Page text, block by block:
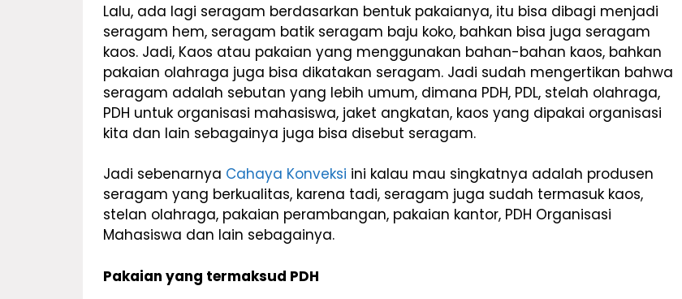
Lalu, ada lagi seragam berdasarkan bentuk pakaianya, itu bisa dibagi menjadi
seragam hem, seragam batik seragam baju koko, bahkan bisa juga seragam
kaos. Jadi, Kaos atau pakaian yang menggunakan bahan-bahan kaos, bahkan
pakaian olahraga juga bisa dikatakan seragam. Jadi sudah mengertikan bahwa
seragam adalah sebutan yang lebih umum, dimana PDH, PDL, stelah olahraga,
PDH untuk organisasi mahasiswa, jaket angkatan, kaos yang dipakai organisasi
kita dan lain sebagainya juga bisa disebut seragam.
Jadi sebenarnya Cahaya Konveksi ini kalau mau singkatnya adalah produsen
seragam yang berkualitas, karena tadi, seragam juga sudah termasuk kaos,
stelan olahraga, pakaian perambangan, pakaian kantor, PDH Organisasi
Mahasiswa dan lain sebagainya.
Pakaian yang termaksud PDH